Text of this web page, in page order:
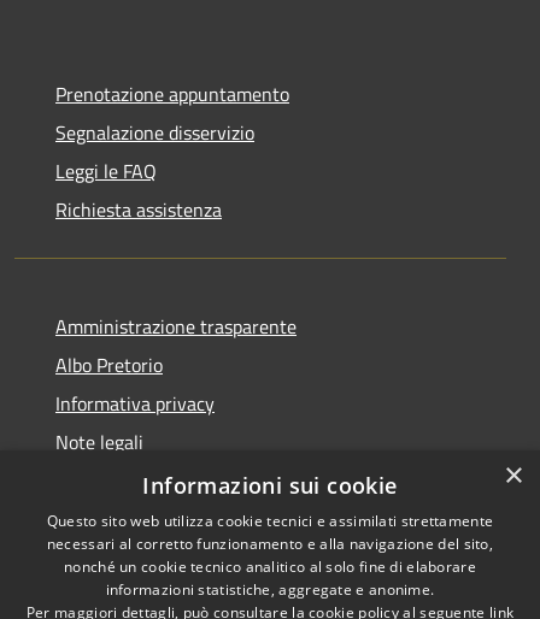
Prenotazione appuntamento
Segnalazione disservizio
Leggi le FAQ
Richiesta assistenza
Amministrazione trasparente
Albo Pretorio
Informativa privacy
Note legali
Dichiarazione di accessibilità
RSS
Copyright © 2026 • Comune di
×
Informazioni sui cookie
Questo sito web utilizza cookie tecnici e assimilati strettamente
necessari al corretto funzionamento e alla navigazione del sito,
nonché un cookie tecnico analitico al solo fine di elaborare
informazioni statistiche, aggregate e anonime.
Per maggiori dettagli, può consultare la cookie policy al seguente link